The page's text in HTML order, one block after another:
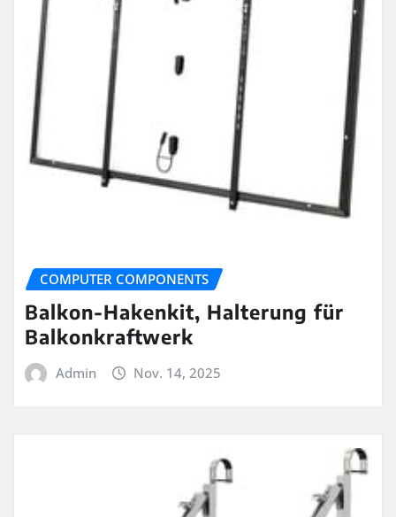
COMPUTER COMPONENTS
Balkon-Hakenkit, Halterung für
Balkonkraftwerk
Admin Nov. 14, 2025